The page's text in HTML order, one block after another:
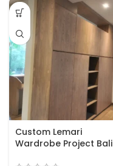
Custom Lemari
Wardrobe Project Bali